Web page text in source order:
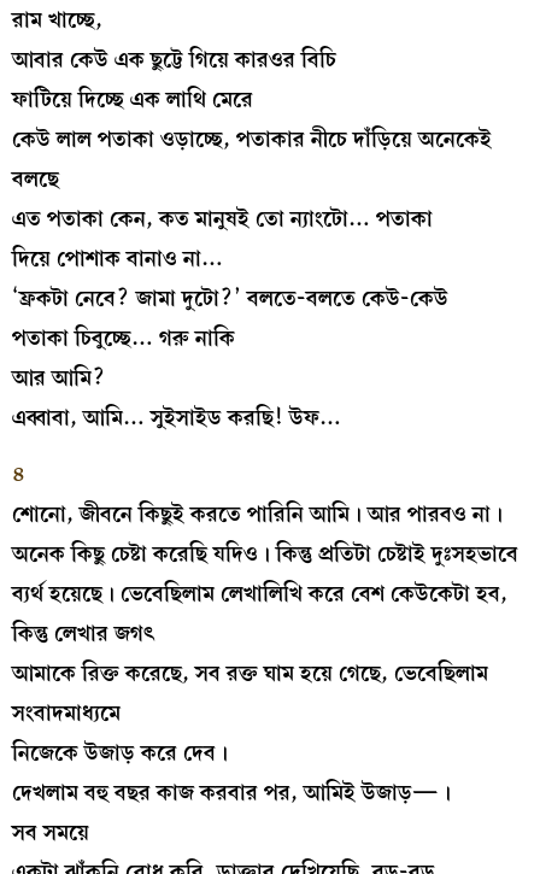
রাম খাচ্ছে,
আবার কেউ এক ছুট্টে গিয়ে কারওর বিচি
ফাটিয়ে দিচ্ছে এক লাথি মেরে
কেউ লাল পতাকা ওড়াচ্ছে, পতাকার নীচে দাঁড়িয়ে অনেকেই
বলছে
এত পতাকা কেন, কত মানুষই তো ন্যাংটো… পতাকা
দিয়ে পোশাক বানাও না…
‘ফ্রকটা নেবে? জামা দুটো?’ বলতে-বলতে কেউ-কেউ
পতাকা চিবুচ্ছে… গরু নাকি
আর আমি?
এব্বাবা, আমি… সুইসাইড করছি! উফ…
৪
শোনো, জীবনে কিছুই করতে পারিনি আমি। আর পারবও না।
অনেক কিছু চেষ্টা করেছি যদিও। কিন্তু প্রতিটা চেষ্টাই দুঃসহভাবে
ব্যর্থ হয়েছে। ভেবেছিলাম লেখালিখি করে বেশ কেউকেটা হব,
কিন্তু লেখার জগৎ
আমাকে রিক্ত করেছে, সব রক্ত ঘাম হয়ে গেছে, ভেবেছিলাম
সংবাদমাধ্যমে
নিজেকে উজাড় করে দেব।
দেখলাম বহু বছর কাজ করবার পর, আমিই উজাড়—।
সব সময়ে